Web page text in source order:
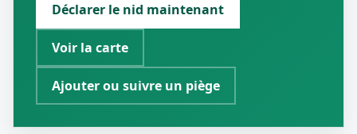
Déclarer le nid maintenant
Voir la carte
Ajouter ou suivre un piège